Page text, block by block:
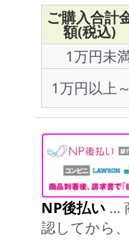
ご購入合計
額(税込)
1万円未
1万円以上～
NP後払い …
認してから